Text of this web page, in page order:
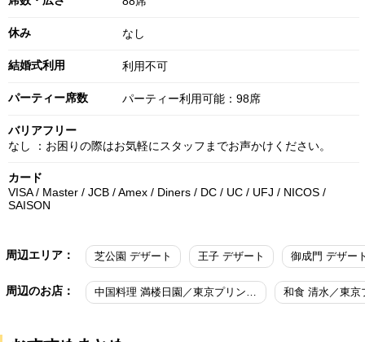
休み なし
結婚式利用 利用不可
パーティー席数 パーティー利用可能：98席
バリアフリー
なし ：お困りの際はお気軽にスタッフまでお声かけください。
カード
VISA / Master / JCB / Amex / Diners / DC / UC / UFJ / NICOS /
SAISON
周辺エリア： 芝公園 デザート 王子 デザート 御成門 デザー
周辺のお店： 中国料理 満楼日園／東京プリンスホテル 和食 清水／東京